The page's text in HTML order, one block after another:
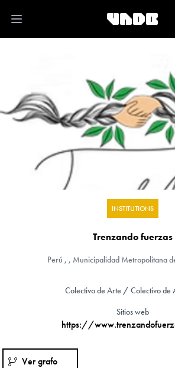
Open main menu
INSTITUTIONS
Trenzando fuerzas
Perú , , Municipalidad Metropolitana
Colectivo de Arte / Colectivo de
Sitios web
https://
Ver grafo